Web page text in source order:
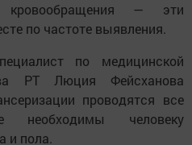
кровообращения — эти
по частоте выявления.
по медицинской
РТ Люция Фейсханова
проводятся все
необходимы человеку
и пола.